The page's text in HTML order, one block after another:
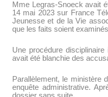
Mme Legras-Snoeck avait
14 mai 2023 sur France
Jeunesse et de la Vie
que les faits soient
Une procédure
avait été blanchie des
Parallèlement, le ministère
enquête administrative.